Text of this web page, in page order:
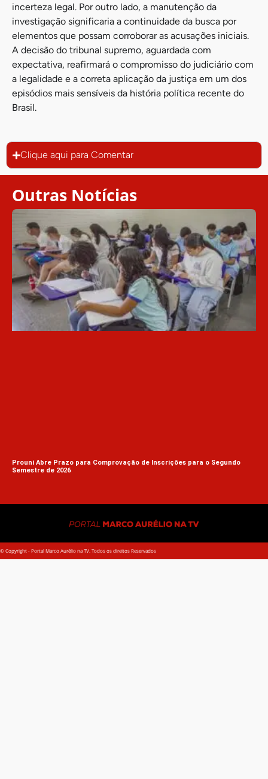
incerteza legal. Por outro lado, a manutenção da
investigação significaria a continuidade da busca por
elementos que possam corroborar as acusações iniciais.
A decisão do tribunal supremo, aguardada com
expectativa, reafirmará o compromisso do judiciário com
a legalidade e a correta aplicação da justiça em um dos
episódios mais sensíveis da história política recente do
Brasil.
Clique aqui para Comentar
Outras Notícias
Prouni Abre Prazo para Comprovação de Inscrições para o Segundo
Semestre de 2026
© Copyright - Portal Marco Aurélio na TV. Todos os direitos Reservados